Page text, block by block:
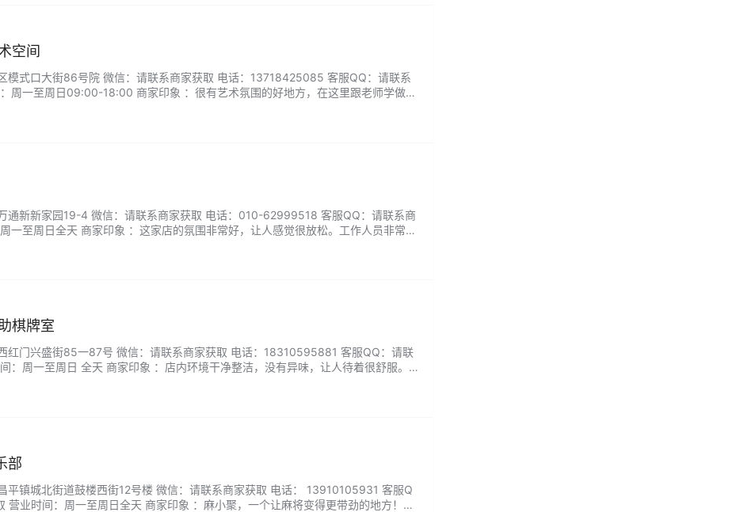
空间
模式口大街86号院 微信：请联系商家获取 电话：13718425085 客服QQ：请联系
周一至周日09:00-18:00 商家印象 ：很有艺术氛围的好地方，在这里跟老师学做了
通新新家园19-4 微信：请联系商家获取 电话：010-62999518 客服QQ：请联系商
一至周日全天 商家印象 ：这家店的氛围非常好，让人感觉很放松。工作人员非常热
棋牌室
红门兴盛街85一87号 微信：请联系商家获取 电话：18310595881 客服QQ：请联
：周一至周日 全天 商家印象 ：店内环境干净整洁，没有异味，让人待着很舒服。麻
部
平镇城北街道鼓楼西街12号楼 微信：请联系商家获取 电话： 13910105931 客服Q
营业时间：周一至周日全天 商家印象 ：麻小聚，一个让麻将变得更带劲的地方！全